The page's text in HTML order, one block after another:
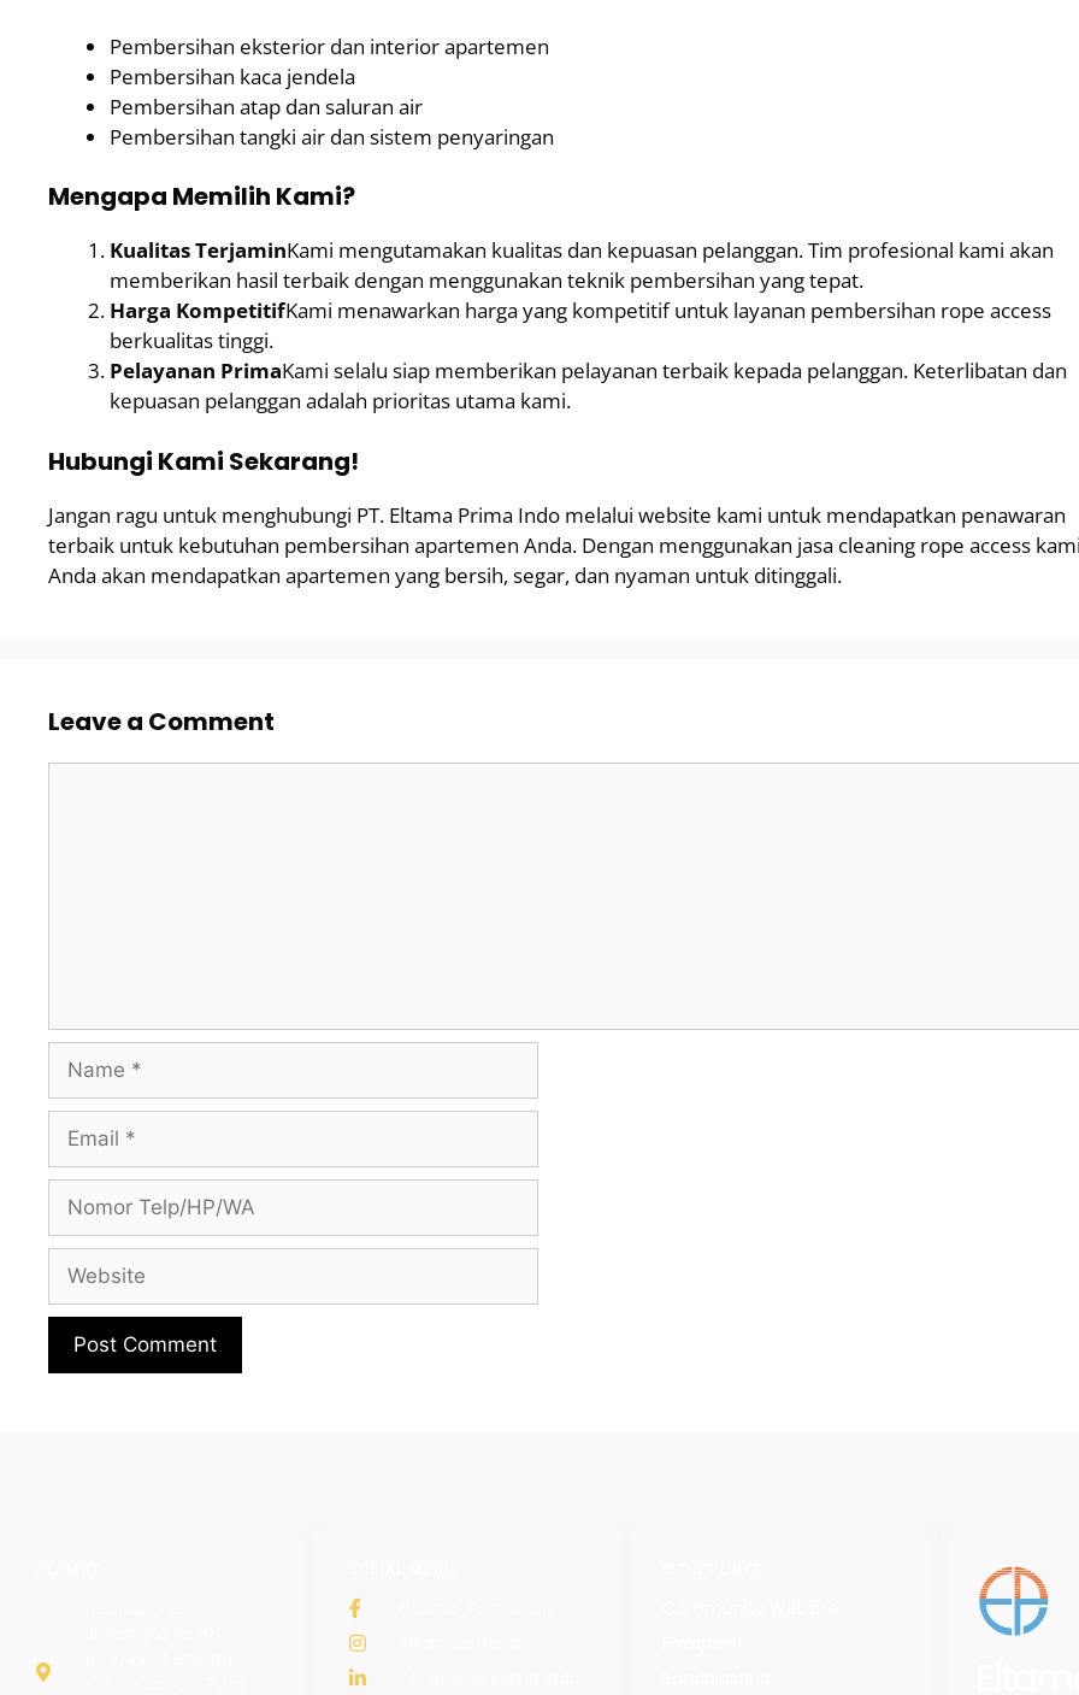
Pembersihan eksterior dan interior apartemen
Pembersihan kaca jendela
Pembersihan atap dan saluran air
Pembersihan tangki air dan sistem penyaringan
Mengapa Memilih Kami?
Kualitas TerjaminKami mengutamakan kualitas dan kepuasan pelanggan. Tim profesional kami akan
memberikan hasil terbaik dengan menggunakan teknik pembersihan yang tepat.
Harga KompetitifKami menawarkan harga yang kompetitif untuk layanan pembersihan rope access
berkualitas tinggi.
Pelayanan PrimaKami selalu siap memberikan pelayanan terbaik kepada pelanggan. Keterlibatan dan
kepuasan pelanggan adalah prioritas utama kami.
Hubungi Kami Sekarang!
Jangan ragu untuk menghubungi PT. Eltama Prima Indo melalui website kami untuk mendapatkan penawaran
terbaik untuk kebutuhan pembersihan apartemen Anda. Dengan menggunakan jasa cleaning rope access
Anda akan mendapatkan apartemen yang bersih, segar, dan nyaman untuk ditinggali.
Leave a Comment